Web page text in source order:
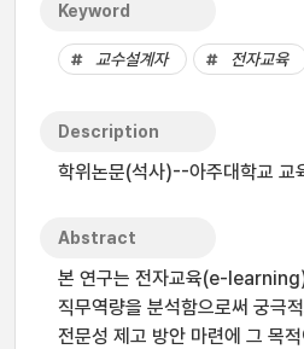
Keyword
교수설계자 전자교육
Description
학위논문(석사)--아주대학교
Abstract
본 연구는 전자교육(e-
직무역량을 분석함으로써 궁극
전문성 제고 방안 마련에 그 목